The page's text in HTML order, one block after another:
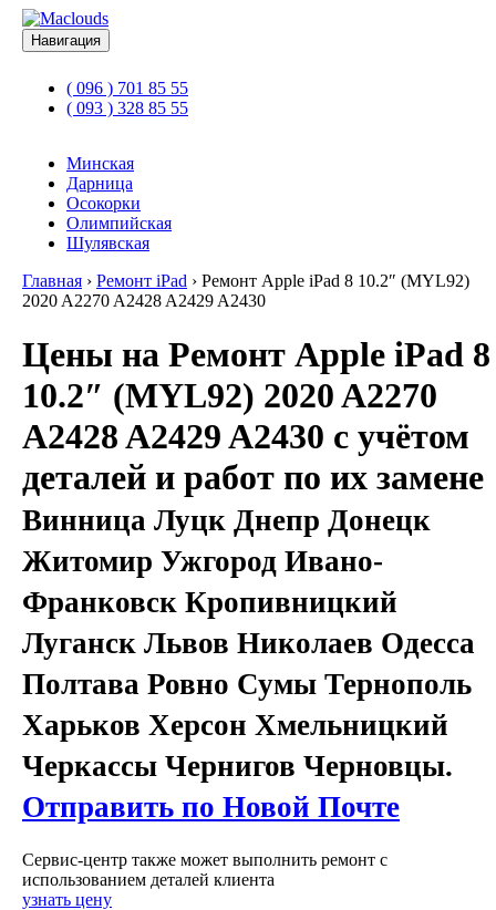
Навигация
( 096 ) 701 85 55
( 093 ) 328 85 55
Минская
Дарница
Осокорки
Олимпийская
Шулявская
Главная › Ремонт iPad › Ремонт Apple iPad 8 10.2″ (MYL92)
2020 A2270 A2428 A2429 A2430
Цены на Ремонт Apple iPad 8
10.2″ (MYL92) 2020 A2270
A2428 A2429 A2430 с учётом
деталей и работ по их замене
Винница Луцк Днепр Донецк
Житомир Ужгород Ивано-
Франковск Кропивницкий
Луганск Львов Николаев Одесса
Полтава Ровно Сумы Тернополь
Харьков Херсон Хмельницкий
Черкассы Чернигов Черновцы.
Отправить по Новой Почте
Сервис-центр также может выполнить ремонт с
использованием деталей клиента
узнать цену